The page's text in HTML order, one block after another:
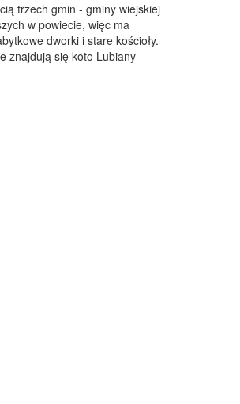
trzech gmin - gminy wiejskiej
w powiecie, więc ma
dworki i stare kościoły.
znajdują się koto Lubiany